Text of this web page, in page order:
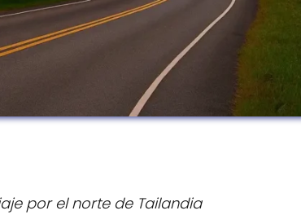
por el norte de Tailandia